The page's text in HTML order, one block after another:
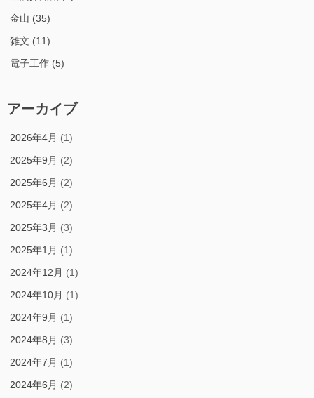
金山 (35)
雑文 (11)
電子工作 (5)
アーカイブ
2026年4月 (1)
2025年9月 (2)
2025年6月 (2)
2025年4月 (2)
2025年3月 (3)
2025年1月 (1)
2024年12月 (1)
2024年10月 (1)
2024年9月 (1)
2024年8月 (3)
2024年7月 (1)
2024年6月 (2)